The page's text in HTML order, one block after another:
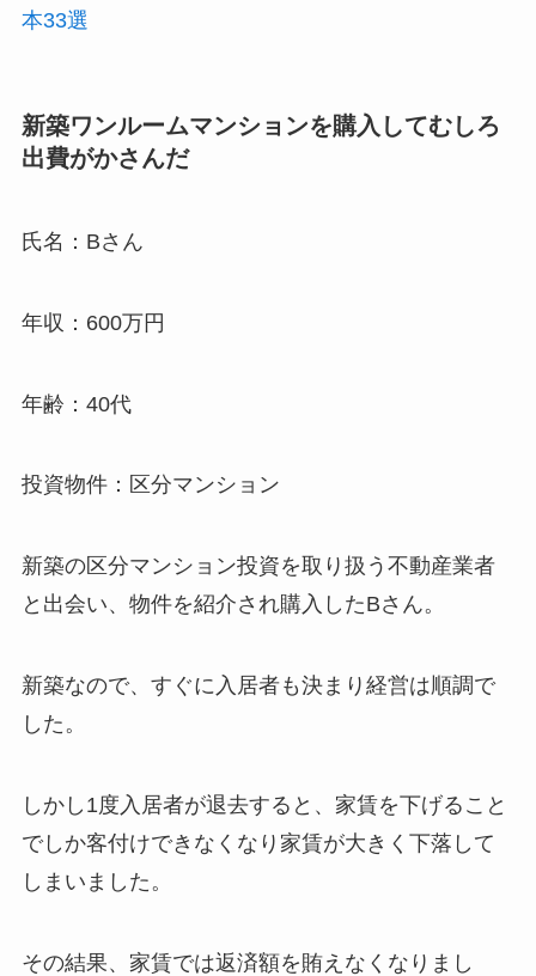
本33選
新築ワンルームマンションを購入してむしろ
出費がかさんだ
氏名：Bさん
年収：600万円
年齢：40代
投資物件：区分マンション
新築の区分マンション投資を取り扱う不動産業者
と出会い、物件を紹介され購入したBさん。
新築なので、すぐに入居者も決まり経営は順調で
した。
しかし1度入居者が退去すると、家賃を下げること
でしか客付けできなくなり家賃が大きく下落して
しまいました。
その結果、家賃では返済額を賄えなくなりまし